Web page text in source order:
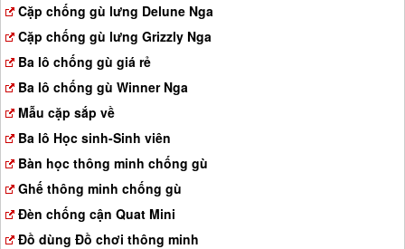
Cặp chống gù lưng Delune Nga
Cặp chống gù lưng Grizzly Nga
Ba lô chống gù giá rẻ
Ba lô chống gù Winner Nga
Mẫu cặp sắp về
Ba lô Học sinh-Sinh viên
Bàn học thông minh chống gù
Ghế thông minh chống gù
Đèn chống cận Quat Mini
Đồ dùng Đồ chơi thông minh